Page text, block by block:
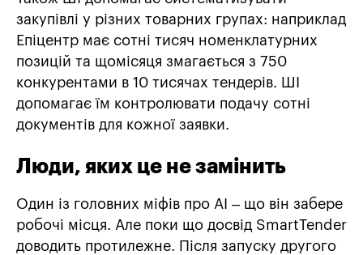
закупівлі у різних товарних групах: наприклад
Епіцентр має сотні тисяч номенклатурних
позицій та щомісяця змагається з 750
конкурентами в 10 тисячах тендерів. ШІ
допомагає їм контролювати подачу сотні
документів для кожної заявки.
Люди, яких це не замінить
Один із головних міфів про AI – що він забере
робочі місця. Але поки що досвід SmartTender
доводить протилежне. Після запуску другого